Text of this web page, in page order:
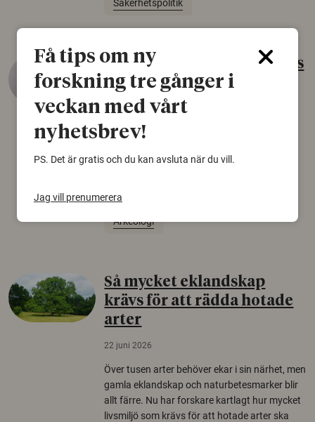
Säkerhetspolitik
Gammalt skinn var Sveriges
äldsta sko
22 juni 2026
Det som arkeologer länge trodde var en
gammal sko. Fyndet bär spår av romerskt
Norden.
Arkeologi
Så mycket eklandskap
krävs för att rädda hotade
arter
22 juni 2026
Över tusen arter behöver ekar i sin närhet, men
gamla eklandskap och naturbetesmarker blir
allt färre. Nu har forskare kartlagt hur mycket
livsmiljö som krävs för att hotade arter ska
Få tips om ny
forskning tre gånger i
veckan med vårt
nyhetsbrev!
PS. Det är gratis och du kan avsluta när du vill.
Jag vill prenumerera